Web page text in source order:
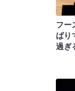
フー
ばり
過ぎ